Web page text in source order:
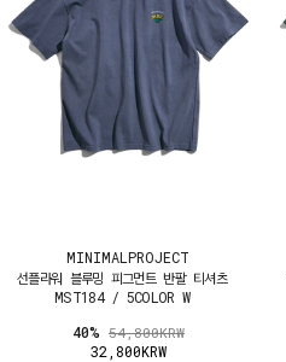
MINIMALPROJECT
선플라워 블루밍 피그먼트 반팔 티셔츠
MST184 / 5COLOR W
40% 54,800KRW
32,800KRW